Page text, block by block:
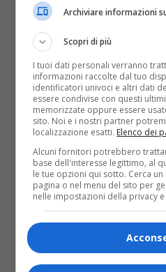
playlist per
selezionate
Ecco le 43 proposte
vivo, tra loro gli 8 finalisti
dicembre a Sanremo
Archiviare informazioni
Scopri di più
I tuoi dati personali verranno
informazioni raccolte dal tuo
identificatori univoci e altri dati
essere condivise con questi
memorizzate oppure essere
sito. Noi e i nostri partner
localizzazione esatti. Elenco dei
Alcuni fornitori potrebbero
base dell'interesse legittimo, al
le tue opzioni qui sotto. Cerca
pagina o nel menu del sito per
nelle impostazioni della privacy